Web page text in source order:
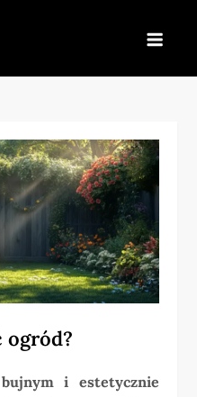
ogród?
i estetycznie